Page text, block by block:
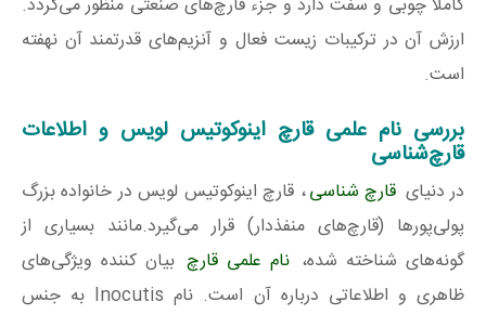
کاملاً چوبی و سفت دارد و جزء قارچ‌های صنعتی منظور می‌گردد.
ارزش آن در ترکیبات زیست فعال و آنزیم‌های قدرتمند آن نهفته
است.
بررسی نام علمی قارچ اینوکوتیس لویس و اطلاعات
قارچ‌شناسی
در دنیای قارچ‌ شناسی، قارچ اینوکوتیس لویس در خانواده بزرگ
پولی‌پورها (قارچ‌های منفذدار) قرار می‌گیرد.مانند بسیاری از
گونه‌های شناخته شده، نام علمی قارچ بیان کننده ویژگی‌های
ظاهری و اطلاعاتی درباره آن است. نام Inocutis به جنس